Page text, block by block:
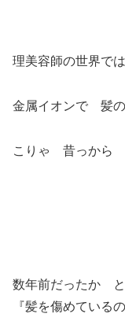
理美容師の世界では
金属イオンで 髪の
こりゃ 昔っから
数年前だったか
『髪を傷めてい